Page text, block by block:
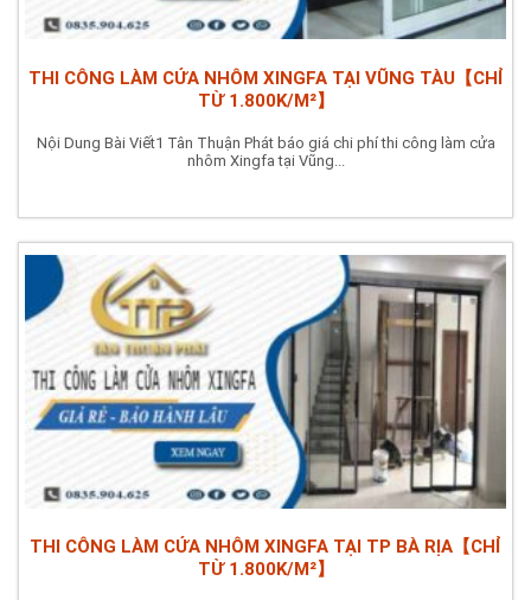
THI CÔNG LÀM CỬA NHÔM XINGFA TẠI VŨNG TÀU【CHỈ
TỪ 1.800K/M²】
Nội Dung Bài Viết1 Tân Thuận Phát báo giá chi phí thi công làm cửa
nhôm Xingfa tại Vũng...
THI CÔNG LÀM CỬA NHÔM XINGFA TẠI TP BÀ RỊA【CHỈ
TỪ 1.800K/M²】